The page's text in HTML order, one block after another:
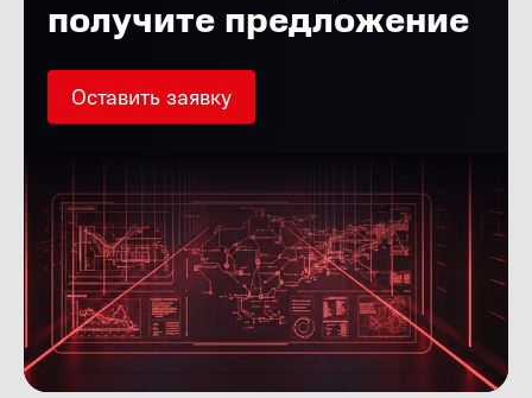
получите предложение
Оставить заявку